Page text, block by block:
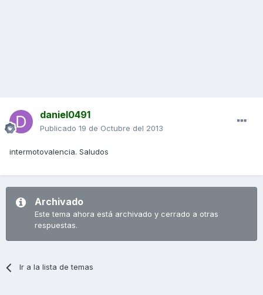
daniel0491
Publicado 19 de Octubre del 2013
intermotovalencia. Saludos
Archivado
Este tema ahora está archivado y cerrado a otras
respuestas.
Ir a la lista de temas